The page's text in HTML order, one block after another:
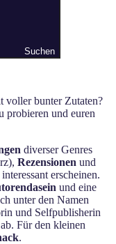
Suchen
voller bunter Zutaten?
probieren und euren
diverser Genres
Rezensionen und
erscheinen.
und eine
unter den Namen
und Selfpublisherin
Für den kleinen
.